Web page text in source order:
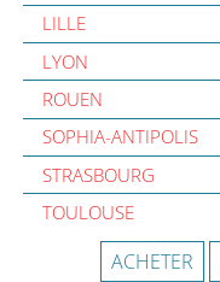
LILLE
LYON
ROUEN
SOPHIA-ANTIPOLIS
STRASBOURG
TOULOUSE
ACHETER